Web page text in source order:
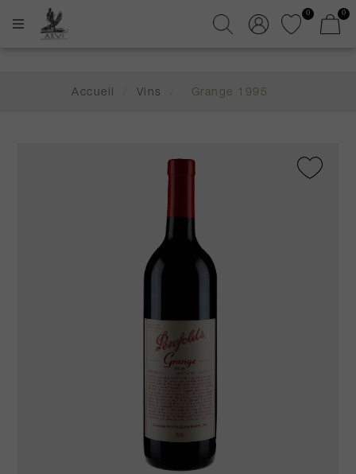
0 0
Accueil Vins Grange 1995